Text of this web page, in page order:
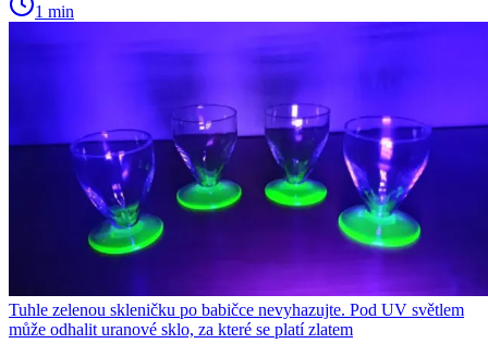
1 min
Tuhle zelenou skleničku po babičce nevyhazujte. Pod UV světlem
může odhalit uranové sklo, za které se platí zlatem